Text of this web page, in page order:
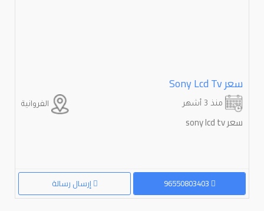
سعر Sony Lcd Tv
الفروانية منذ 3 أشهر
سعر sony lcd tv
إرسال رسالة